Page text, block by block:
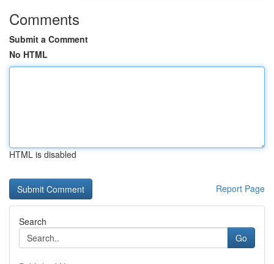
Comments
Submit a Comment
No HTML
HTML is disabled
Report Page
Search
Go